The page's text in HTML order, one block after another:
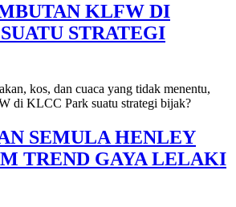
KLFW DI
STRATEGI
kos, dan cuaca yang tidak menentu,
di KLCC Park suatu strategi bijak?
SEMULA HENLEY
TREND GAYA LELAKI